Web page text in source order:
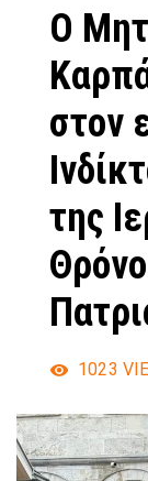
Ο
στον
της
1023